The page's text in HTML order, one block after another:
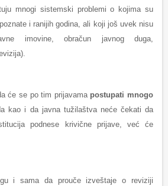
mnogi sistemski problemi o kojima su
i ranijih godina, ali koji još uvek nisu
imovine, obračun javnog duga,
će se po tim prijavama postupati mnogo
kao i da javna tužilaštva neće čekati da
podnese krivične prijave, već će
i sama da prouče izveštaje o reviziji